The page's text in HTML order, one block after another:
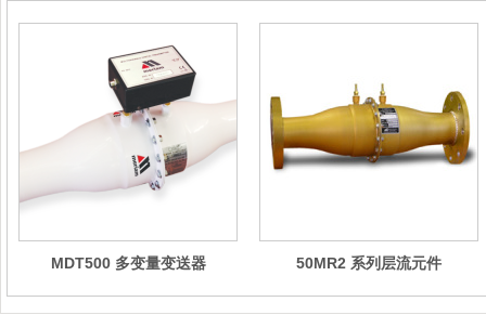
MDT500 多变量变送器 50MR2 系列层流元件